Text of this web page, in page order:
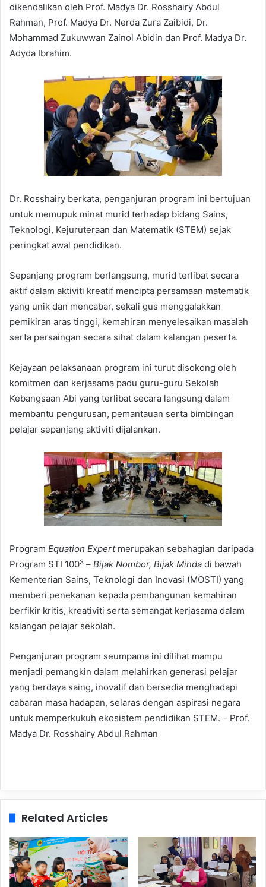
dikendalikan oleh Prof. Madya Dr. Rosshairy Abdul
Rahman, Prof. Madya Dr. Nerda Zura Zaibidi, Dr.
Mohammad Zukuwwan Zainol Abidin dan Prof. Madya Dr.
Adyda Ibrahim.
Dr. Rosshairy berkata, penganjuran program ini bertujuan
untuk memupuk minat murid terhadap bidang Sains,
Teknologi, Kejuruteraan dan Matematik (STEM) sejak
peringkat awal pendidikan.
Sepanjang program berlangsung, murid terlibat secara
aktif dalam aktiviti kreatif mencipta persamaan matematik
yang unik dan mencabar, sekali gus menggalakkan
pemikiran aras tinggi, kemahiran menyelesaikan masalah
serta persaingan secara sihat dalam kalangan peserta.
Kejayaan pelaksanaan program ini turut disokong oleh
komitmen dan kerjasama padu guru-guru Sekolah
Kebangsaan Abi yang terlibat secara langsung dalam
membantu pengurusan, pemantauan serta bimbingan
pelajar sepanjang aktiviti dijalankan.
Program Equation Expertmerupakan sebahagian daripada
Program STI 1003 – Bijak Nombor, Bijak Minda di bawah
Kementerian Sains, Teknologi dan Inovasi (MOSTI) yang
memberi penekanan kepada pembangunan kemahiran
berfikir kritis, kreativiti serta semangat kerjasama dalam
kalangan pelajar sekolah.
Penganjuran program seumpama ini dilihat mampu
menjadi pemangkin dalam melahirkan generasi pelajar
yang berdaya saing, inovatif dan bersedia menghadapi
cabaran masa hadapan, selaras dengan aspirasi negara
untuk memperkukuh ekosistem pendidikan STEM. – Prof.
Madya Dr. Rosshairy Abdul Rahman
Related Articles